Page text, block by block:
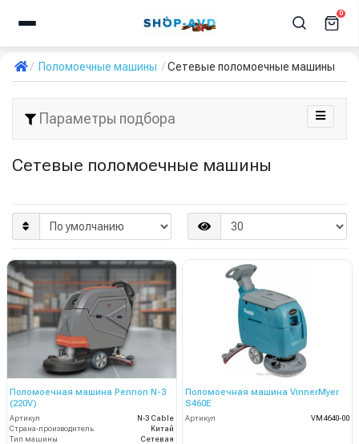
0
Поломоечные машины Сетевые поломоечные машины
Параметры подбора
Сетевые поломоечные машины
Поломоечная машина Pennon N-3
(220V)
Артикул
N-3 Cable
Страна-производитель
Китай
Тип машины
Сетевая
Поломоечная машина VinnerMyer
S460E
Артикул VM4640-00